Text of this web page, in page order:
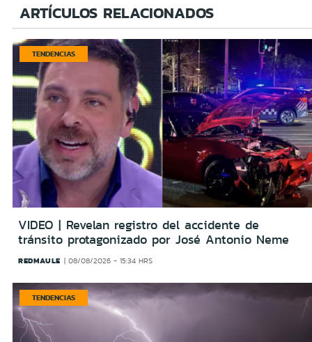
ARTÍCULOS RELACIONADOS
TENDENCIAS
VIDEO | Revelan registro del accidente de
tránsito protagonizado por José Antonio Neme
REDMAULE 08/08/2026 - 15:34 HRS
TENDENCIAS